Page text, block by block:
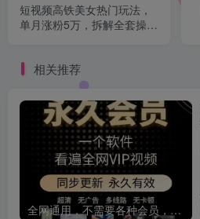
短视频高铁美女热门玩法，
单月涨粉5万，拆解全套操作
相关推荐
全网通用，不需要各种会员，再也不缺电影看！！